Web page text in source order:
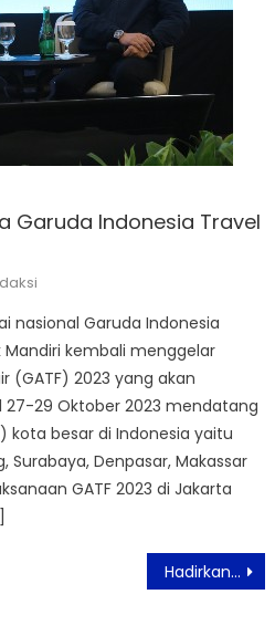
Garuda Indonesia Travel
nasional Garuda Indonesia
kembali menggelar
(GATF) 2023 yang akan
29 Oktober 2023 mendatang
kota besar di Indonesia yaitu
Surabaya, Denpasar, Makassar
GATF 2023 di Jakarta
Hadirkan Kembali Cakap Teacher Academy Batch 2, Berdayakan Ribuan Guru Indonesia dan Dunia